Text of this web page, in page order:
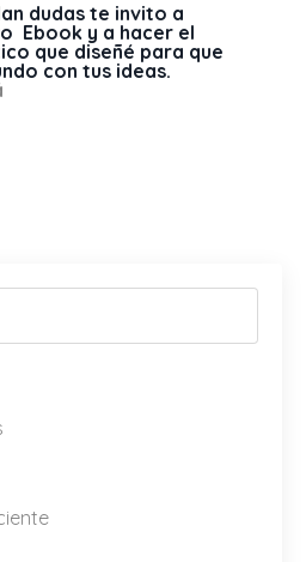
dudas te invito a
Ebook y a hacer el
que diseñé para que
con tus ideas.